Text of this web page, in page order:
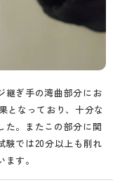
継ぎ手の湾曲部分にお
となっており、十分な
た。またこの部分に関
験では20分以上も削れ
す。